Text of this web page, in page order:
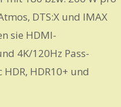
DTS:X und IMAX
sie HDMI-
4K/120Hz Pass-
HDR10+ und